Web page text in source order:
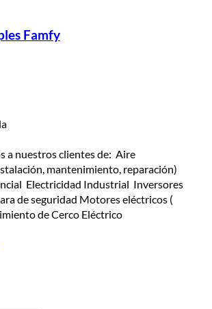
Famfy
a nuestros clientes de: Aire
mantenimiento, reparación)
Electricidad Industrial Inversores
de seguridad Motores eléctricos (
de Cerco Eléctrico